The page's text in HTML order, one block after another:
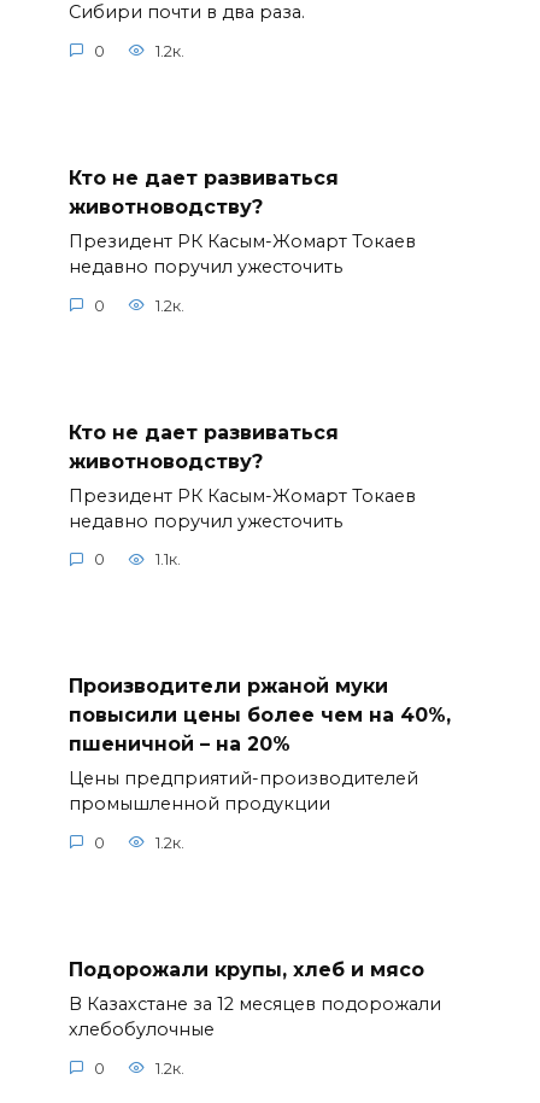
Сибири почти в два раза.
0 1.2к.
Кто не дает развиваться
животноводству?
Президент РК Касым-Жомарт Токаев
недавно поручил ужесточить
0 1.2к.
Кто не дает развиваться
животноводству?
Президент РК Касым-Жомарт Токаев
недавно поручил ужесточить
0 1.1к.
Производители ржаной муки
повысили цены более чем на 40%,
пшеничной – на 20%
Цены предприятий-производителей
промышленной продукции
0 1.2к.
Подорожали крупы, хлеб и мясо
В Казахстане за 12 месяцев подорожали
хлебобулочные
0 1.2к.